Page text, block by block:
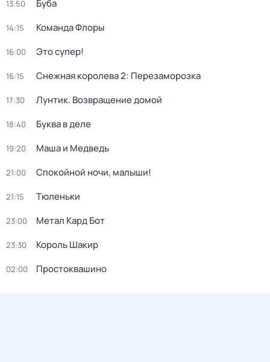
13:50 Буба
14:15 Команда Флоры
16:00 Это супер!
16:15 Снежная королева 2: Перезаморозка
17:30 Лунтик. Возвращение домой
18:40 Буква в деле
19:20 Маша и Медведь
21:00 Спокойной ночи, малыши!
21:15 Тюленьки
23:00 Метал Кард Бот
23:30 Король Шакир
02:00 Простоквашино